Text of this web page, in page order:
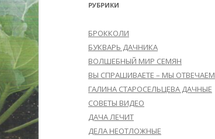
РУБРИКИ
БРОККОЛИ
БУКВАРЬ ДАЧНИКА
ВОЛШЕБНЫЙ МИР СЕМЯН
ВЫ СПРАШИВАЕТЕ – МЫ ОТВЕЧАЕМ
ГАЛИНА СТАРОСЕЛЬЦЕВА ДАЧНЫЕ
СОВЕТЫ ВИДЕО
ДАЧА ЛЕЧИТ
ДЕЛА НЕОТЛОЖНЫЕ